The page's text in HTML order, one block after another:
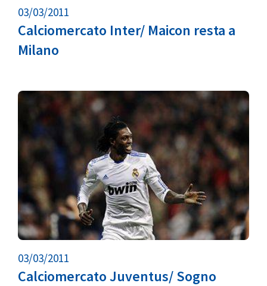
03/03/2011
Calciomercato Inter/ Maicon resta a
Milano
03/03/2011
Calciomercato Juventus/ Sogno